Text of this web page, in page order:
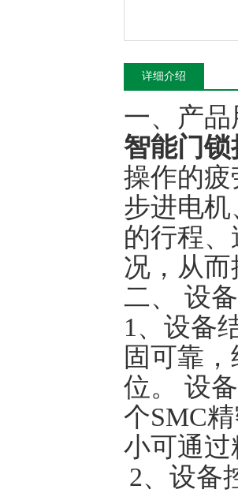
详细介绍
一、产
智能门
操作的
步进电
的行程
况，从
二、 设
1、设备
固可靠
位。 设
个SMC
小可通
2、设备